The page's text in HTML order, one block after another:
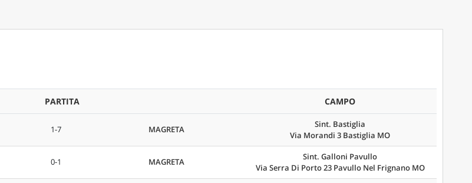
PARTITA CAMPO
1-7 MAGRETA
Sint. Bastiglia
Via Morandi 3 Bastiglia MO
0-1 MAGRETA
Sint. Galloni Pavullo
Via Serra Di Porto 23 Pavullo Nel Frignano MO